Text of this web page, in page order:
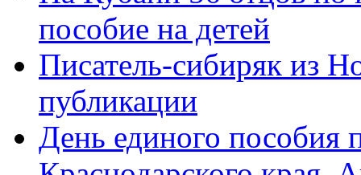
пособие на детей
Писатель-сибиряк из
публикации
День единого пособия